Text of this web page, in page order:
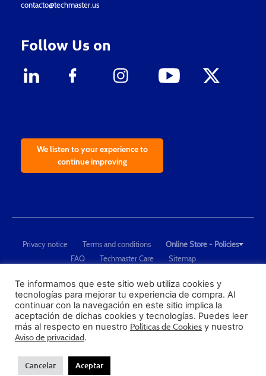
contacto@techmaster.us
Follow Us on
We listen to your experience to
continue improving
Privacy notice Terms and conditions
Online Store - Policies
FAQ
Techmaster Care
Sitemap
"Techmaster de México is The Global Leader in Test Equipment Solutions -
Calibration, Dimensional Measurement and Testing"
PROFECO
CONDUSEF
Te informamos que este sitio web utiliza cookies y
tecnologías para mejorar tu experiencia de compra. Al
continuar con la navegación en este sitio implica la
aceptación de dichas cookies y tecnologías. Puedes leer
más al respecto en nuestro Políticas de Cookies y nuestro
Aviso de privacidad.
Cancelar Aceptar